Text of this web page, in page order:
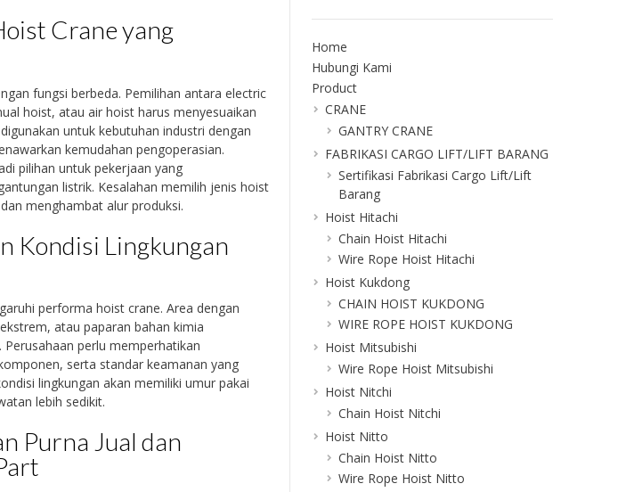
Crane yang
fungsi berbeda. Pemilihan antara electric
hoist, atau air hoist harus menyesuaikan
untuk kebutuhan industri dengan
kemudahan pengoperasian.
pilihan untuk pekerjaan yang
listrik. Kesalahan memilih jenis hoist
menghambat alur produksi.
Kondisi Lingkungan
performa hoist crane. Area dengan
atau paparan bahan kimia
perlu memperhatikan
serta standar keamanan yang
lingkungan akan memiliki umur pakai
lebih sedikit.
Purna Jual dan
Home
Hubungi Kami
Product
CRANE
GANTRY CRANE
FABRIKASI CARGO LIFT/LIFT BARANG
Sertifikasi Fabrikasi Cargo Lift/Lift
Barang
Hoist Hitachi
Chain Hoist Hitachi
Wire Rope Hoist Hitachi
Hoist Kukdong
CHAIN HOIST KUKDONG
WIRE ROPE HOIST KUKDONG
Hoist Mitsubishi
Wire Rope Hoist Mitsubishi
Hoist Nitchi
Chain Hoist Nitchi
Hoist Nitto
Chain Hoist Nitto
Wire Rope Hoist Nitto